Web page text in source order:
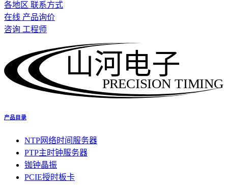
各地区 联系方式
在线 产品询价
咨询 工程师
PRECISION TIMING
山河电子
产品目录
NTP网络时间服务器
PTP主时钟服务器
铷钟晶振
PCIE授时板卡